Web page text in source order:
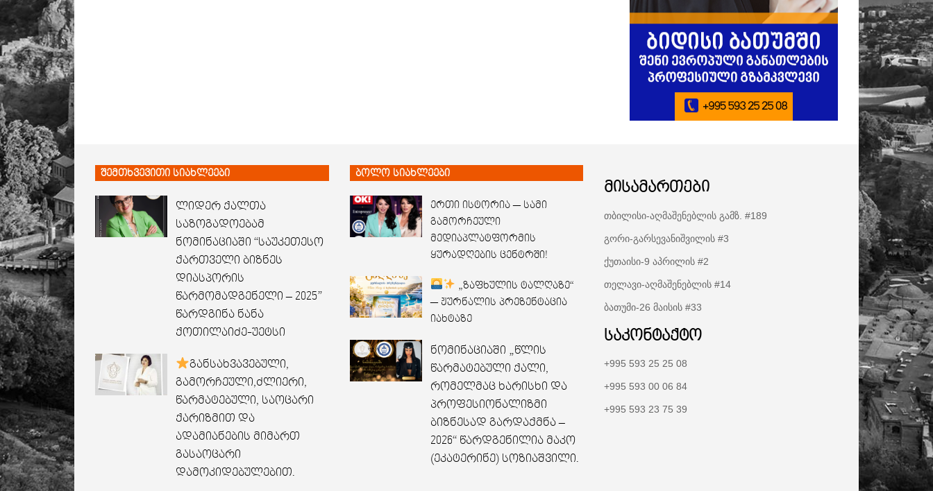
შემთხვევითი სიახლეები
ლიდერ ქალთა
საზოგადოებამ
ნომინაციაში “საუკეთესო
ქართველი ბიზნეს
დიასპორის
წარმომადგენელი – 2025”
წარდგინა ნანა
ქოთილაიძე-უეტსი
განსახვავებული,
გამორჩეული,ძლიერი,
წარმატებული, საოცარი
ქარიზმით და
ადამიანების მიმართ
გასაოცარი
დამოკიდებულებით.
ბოლო სიახლეები
ერთი ისტორია — სამი
გამორჩეული
მედიაპლატფორმის
ყურადღების ცენტრში!
„ზაფხულის ტალღაზე“
— ჟურნალის პრეზენტაცია
იახტაზე
ნომინაციაში „წლის
წარმატებული ქალი,
რომელმაც ხარისხი და
პროფესიონალიზმი
ბიზნესად გარდაქმნა –
2026“ წარდგენილია მაკო
(ეკატერინე) სოზიაშვილი.
მისამართები
თბილისი-აღმაშენებლის გამზ. #189
გორი-გარსევანიშვილის #3
ქუთაისი-9 აპრილის #2
თელავი-აღმაშენებლის #14
ბათუმი-26 მაისის #33
საკონტაქტო
+995 593 25 25 08
+995 593 00 06 84
+995 593 23 75 39